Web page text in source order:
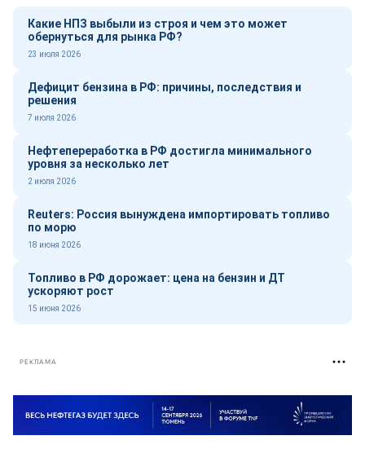
Какие НПЗ выбыли из строя и чем это может
обернуться для рынка РФ?
23 июля 2026
Дефицит бензина в РФ: причины, последствия и
решения
7 июля 2026
Нефтепереработка в РФ достигла минимального
уровня за несколько лет
2 июля 2026
Reuters: Россия вынуждена импортировать топливо
по морю
18 июня 2026
Топливо в РФ дорожает: цена на бензин и ДТ
ускоряют рост
15 июня 2026
РЕКЛАМА